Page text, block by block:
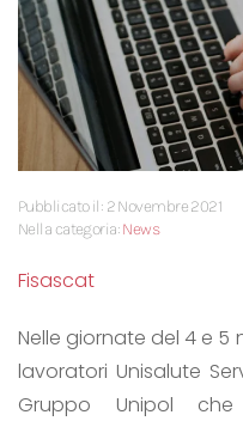
Pubblicato il: 2 Novembre 2021
Nella categoria:News
Fisascat
Nelle giornate del 4 e 5
lavoratori Unisalute
Gruppo Unipol